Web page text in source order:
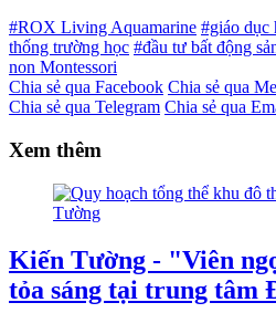
#ROX Living Aquamarine #giáo dục
thống trường học #đầu tư bất động
non Montessori
Chia sẻ qua Facebook Chia sẻ qua
Chia sẻ qua Telegram Chia sẻ qua
Xem thêm
Kiến Tường - "Viên
tỏa sáng tại trung tâm